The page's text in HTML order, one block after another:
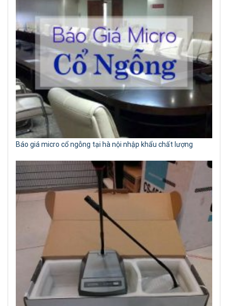
Báo giá micro cổ ngỗng tại hà nội nhập khẩu chất lượng